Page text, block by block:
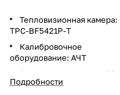
Тепловизионная камера:
TPC-BF5421P-T
Калибровочное
оборудование: АЧТ
Видеорегистратор: IVSS-I
Монитор:DHL22-L200
Подробности